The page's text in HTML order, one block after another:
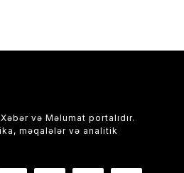
və Məlumat portalıdır.
məqalələr və analitik